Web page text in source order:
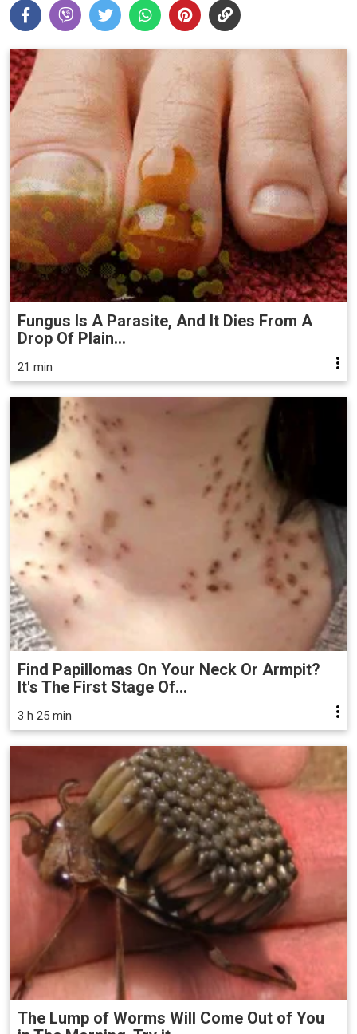
Fungus Is A Parasite, And It Dies From A
Drop Of Plain...
21 min
Find Papillomas On Your Neck Or Armpit?
It's The First Stage Of...
3 h 25 min
The Lump of Worms Will Come Out of You